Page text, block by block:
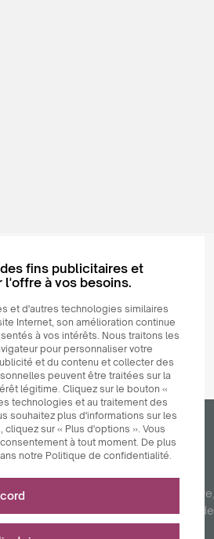
avec nous ? Consultez notre offre,
et découvrez toutes les capacités de
fins publicitaires et
à vos besoins.
et d'autres technologies similaires
Internet, son amélioration continue
à vos intérêts. Nous traitons les
pour personnaliser votre
et du contenu et collecter des
peuvent être traitées sur la
légitime. Cliquez sur le bouton «
technologies et au traitement des
souhaitez plus d'informations sur les
sur « Plus d'options ». Vous
à tout moment. De plus
notre Politique de confidentialité.
internet
des éléments clés qui